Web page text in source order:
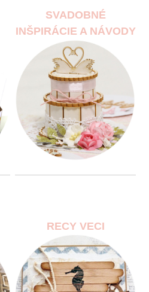
SVADOBNÉ
INŠPIRÁCIE A NÁVODY
RECY VECI